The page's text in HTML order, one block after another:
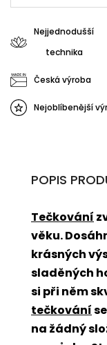
Nejjednodušší
technika
Česká výroba
Nejoblíbenější
POPIS
Tečkování
věku.
krásných
sladěných
si při něm
tečkování
na žádný